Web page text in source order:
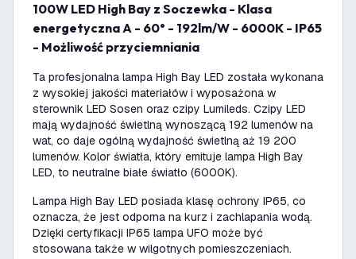
100W LED High Bay z Soczewka - Klasa
energetyczna A - 60° - 192lm/W - 6000K - IP65
- Możliwość przyciemniania
Ta profesjonalna lampa High Bay LED została wykonana
z wysokiej jakości materiałów i wyposażona w
sterownik LED Sosen oraz czipy Lumileds. Czipy LED
mają wydajność świetlną wynoszącą 192 lumenów na
wat, co daje ogólną wydajność świetlną aż 19 200
lumenów. Kolor światła, który emituje lampa High Bay
LED, to neutralne białe światło (6000K).
Lampa High Bay LED posiada klasę ochrony IP65, co
oznacza, że jest odporna na kurz i zachlapania wodą.
Dzięki certyfikacji IP65 lampa UFO może być
stosowana także w wilgotnych pomieszczeniach.